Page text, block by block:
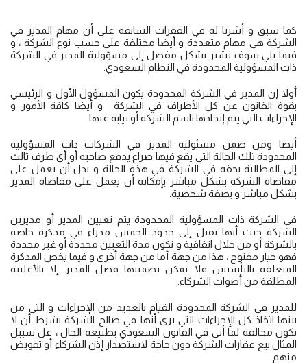
كما سبق و أشرنا له في الفقرات السابقة على أن مهام المدير في
الشركة هي مهام متعددة و أيضا مختلفة على حسب نوع الشركة ، و
فيما يلي سوف نشير بشكل مفصل إلى مسؤولية المدير في الشركة
ذات المسؤولية المحدودة في النظام السعودي.
أولا إن المدير في الشركة المحدودة يكون المسؤول الأول و الرئيسي
بقوة القانون عن كل الأطراف في الشركة و أيضا كافة الأمور و
الإجراءات التي يتم إتخاذها باسم الشركة أو نيابة عنها.
أيضا ومن ضمن مسئولية المدير في الشركات ذات المسؤولية
المحدودة تلك الحالة التي يقع فيها صراع يدفع صاحبه أو أي طرف ثالث
إلى المطالبة بحقه في الشركة في هذه الحالة و بدل أن يعمل على
مقاضاة الشركة بشكل مباشر بإمكانه أن يعمل على مقاضاة المدير
بشكل مباشر و بصفة شخصية.
في الشركة ذات المسؤولية المحدودة يتم تعيين المدير أو مديرين
الشركة حيث أنها تقبل إلى حدود الخمس مدراء في مذكرة خاصة
بالشركة أو من خلال اتفاقية و تكون مدة التعيين محددة أو غير محددة
فهو خيار مفتوح ، هذا من جهة أما من جهة أخرى و فيما يخص المذكرة
المتعلقة بالتأسيس فلا يمكن تضمينها فصل المدير إلا بالأغلبية
المطلقة من أصوات الشركاء.
للمدير في الشركة المحدودة القيام بالعديد من الإجراءات و التي من
بينها اتخاذ كل الإجراءات التي يرى أنها في صالح الشركة بشرط أن لا
تكون مخالفة لما أتى في القانون السعودي بطبيعة الحال ، عل سبيل
المثال بيع عقارات الشركة دون حاجة لاستصدار إذن الشركاء أو تفويض
منهم.